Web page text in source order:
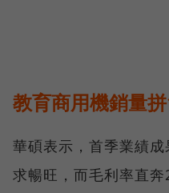
教育商用機銷量
華碩表示，首季業績
求暢旺，而毛利率直